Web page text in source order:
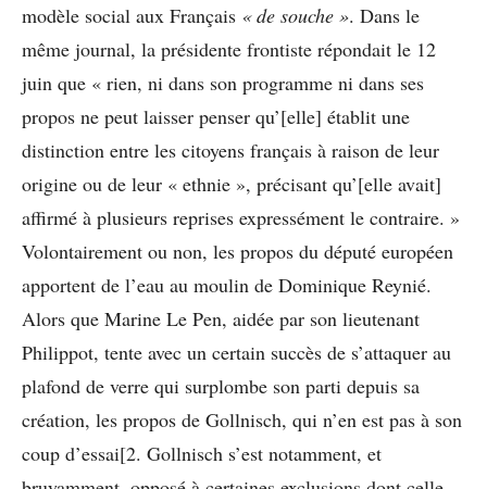
modèle social aux Français « de souche ». Dans le
même journal, la présidente frontiste répondait le 12
juin que « rien, ni dans son programme ni dans ses
propos ne peut laisser penser qu’[elle] établit une
distinction entre les citoyens français à raison de leur
origine ou de leur « ethnie », précisant qu’[elle avait]
affirmé à plusieurs reprises expressément le contraire. »
Volontairement ou non, les propos du député européen
apportent de l’eau au moulin de Dominique Reynié.
Alors que Marine Le Pen, aidée par son lieutenant
Philippot, tente avec un certain succès de s’attaquer au
plafond de verre qui surplombe son parti depuis sa
création, les propos de Gollnisch, qui n’en est pas à son
coup d’essai[2. Gollnisch s’est notamment, et